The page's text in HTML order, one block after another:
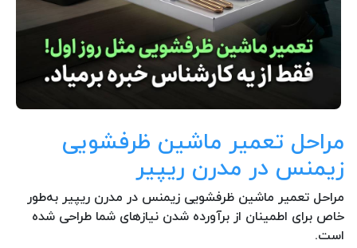
مراحل تعمیر ماشین ظرفشویی
زیمنس در مدرن ریپیر
مراحل تعمیر ماشین ظرفشویی زیمنس در مدرن ریپیر به‌طور
خاص برای اطمینان از برآورده شدن نیازهای شما طراحی شده
است.